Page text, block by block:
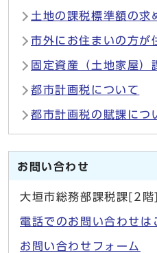
土地の課税標準額の求
市外にお住まいの方が
固定資産（土地家屋）
都市計画税について
都市計画税の賦課につ
お問い合わせ
大垣市総務部課税課[2階]
電話でのお問い合わせは
お問い合わせフォーム